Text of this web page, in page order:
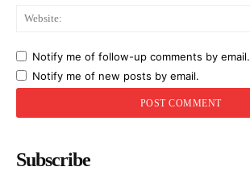
Notify me of follow-up comments by email.
Notify me of new posts by email.
Subscribe